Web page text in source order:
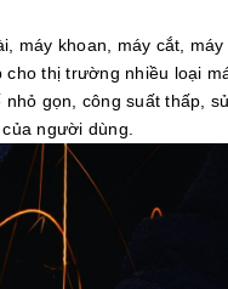
khoan, máy cắt, máy
thị trường nhiều loại
gọn, công suất thấp,
người dùng.